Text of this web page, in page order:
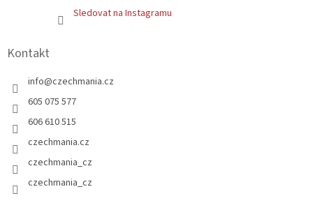
Sledovat na Instagramu
Kontakt
info@czechmania.cz
605 075 577
606 610 515
czechmania.cz
czechmania_cz
czechmania_cz